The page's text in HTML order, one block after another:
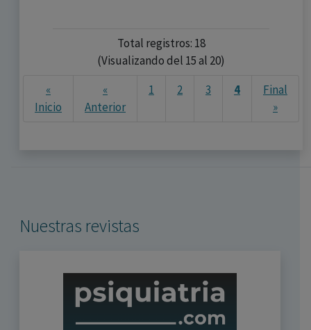
Total registros: 18
(Visualizando del 15 al 20)
«
Inicio
«
Anterior
1 2 3 4
Final
»Next
Nuestras revistas